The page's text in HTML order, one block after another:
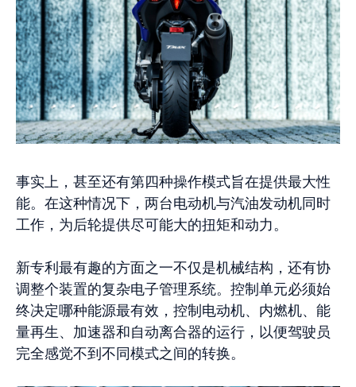
事实上，甚至还有第四种操作模式旨在提供最大性
能。在这种情况下，两台电动机与汽油发动机同时
工作，为后轮提供尽可能大的扭矩和动力。
新专利最有趣的方面之一不仅是机械结构，还有协
调整个装置的复杂电子管理系统。控制单元必须始
终决定哪种能源最有效，控制电动机、内燃机、能
量再生、加速器和自动离合器的运行，以便驾驶员
完全感觉不到不同模式之间的转换。